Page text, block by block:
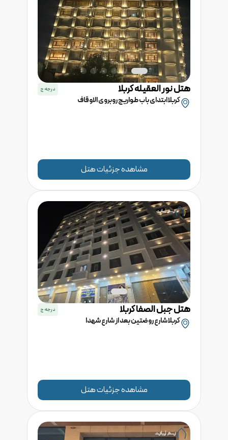
هتلنور العقیلهکربلا درجهج
کربلا ابتدای باب طواريج روبروی الاوقاف
مشاهده جزئیات هتل
هتلجبل الصفاکربلا درجهج
کربلا شارع روضتين بعد از شارع شهدا
مشاهده جزئیات هتل